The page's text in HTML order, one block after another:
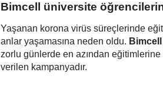
Bimcell üniversite
Yaşanan korona virüs süreçlerinde
anlar yaşamasına neden oldu.
zorlu günlerde en azından
verilen kampanyadır.